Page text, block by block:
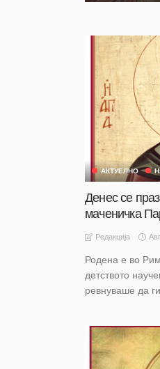
АКТУЕЛНО
Денес се
маченичка
Редакција
Родена е во
детството
ревнуваше да